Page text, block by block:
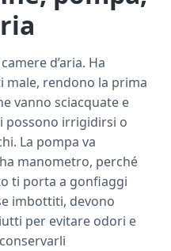
d’aria. Ha
male, rendono la prima
vanno sciacquate e
possono irrigidirsi o
La pompa va
manometro, perché
ti porta a gonfiaggi
imbottiti, devono
per evitare odori e